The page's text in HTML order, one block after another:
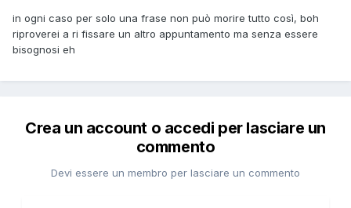
in ogni caso per solo una frase non può morire tutto così, boh
riproverei a ri fissare un altro appuntamento ma senza essere
bisognosi eh
Crea un account o accedi per lasciare un
commento
Devi essere un membro per lasciare un commento